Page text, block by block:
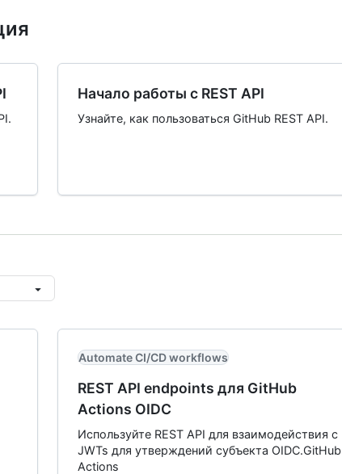
Начало работы с REST API
Узнайте, как пользоваться GitHub REST API.
Automate CI/CD workflows
REST API endpoints для GitHub
Actions OIDC
Используйте REST API для взаимодействия с
JWTs для утверждений субъекта OIDC.GitHub
Actions